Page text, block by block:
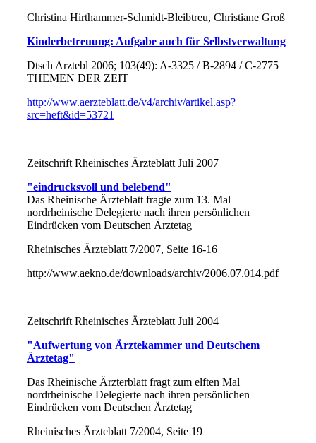
Christina Hirthammer-Schmidt-Bleibtreu, Christiane Groß
Kinderbetreuung: Aufgabe auch für Selbstverwaltung
Dtsch Arztebl 2006; 103(49): A-3325 / B-2894 / C-2775
THEMEN DER ZEIT
http://www.aerzteblatt.de/v4/archiv/artikel.asp?
src=heft&id=53721
Zeitschrift Rheinisches Ärzteblatt Juli 2007
"eindrucksvoll und belebend"
Das Rheinische Ärzteblatt fragte zum 13. Mal
nordrheinische Delegierte nach ihren persönlichen
Eindrücken vom Deutschen Ärztetag
Rheinisches Ärzteblatt 7/2007, Seite 16-16
http://www.aekno.de/downloads/archiv/2006.07.014.pdf
Zeitschrift Rheinisches Ärzteblatt Juli 2004
"Aufwertung von Ärztekammer und Deutschem
Ärztetag"
Das Rheinische Ärzterblatt fragt zum elften Mal
nordrheinische Delegierte nach ihren persönlichen
Eindrücken vom Deutschen Ärztetag
Rheinisches Ärzteblatt 7/2004, Seite 19